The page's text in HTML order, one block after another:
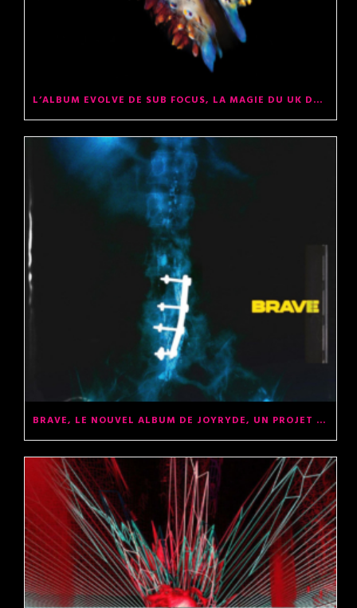
L’ALBUM EVOLVE DE SUB FOCUS, LA MAGIE DU UK DNB 90’S
BRAVE, LE NOUVEL ALBUM DE JOYRYDE, UN PROJET INCROYABLE